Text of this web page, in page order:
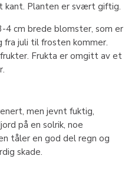
kant. Planten er svært giftig.
cm brede blomster, som er
fra juli til frosten kommer.
Frukta er omgitt av et
men jevnt fuktig,
på en solrik, noe
tåler en god del regn og
skade.